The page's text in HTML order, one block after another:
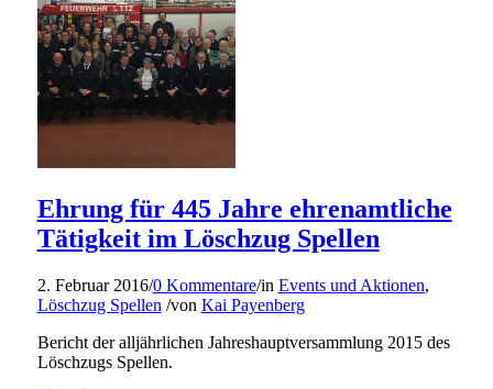
Ehrung für 445 Jahre ehrenamtliche
Tätigkeit im Löschzug Spellen
2. Februar 2016/0 Kommentare/in Events und Aktionen,
Löschzug Spellen /von Kai Payenberg
Bericht der alljährlichen Jahreshauptversammlung 2015 des
Löschzugs Spellen.